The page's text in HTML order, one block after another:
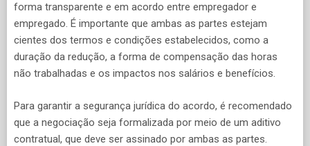
forma transparente e em acordo entre empregador e
empregado. É importante que ambas as partes estejam
cientes dos termos e condições estabelecidos, como a
duração da redução, a forma de compensação das horas
não trabalhadas e os impactos nos salários e benefícios.
Para garantir a segurança jurídica do acordo, é recomendado
que a negociação seja formalizada por meio de um aditivo
contratual, que deve ser assinado por ambas as partes.